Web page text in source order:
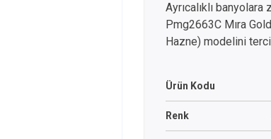
Ayrıcalıklı
Pmg2663C Mıra
Hazne) modelini
Ürün Kodu
Renk